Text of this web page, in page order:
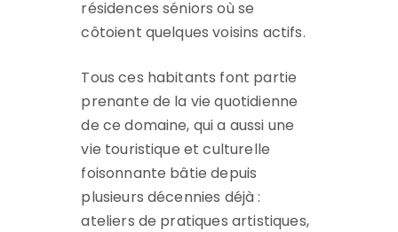
résidences séniors où se
côtoient quelques voisins actifs.
Tous ces habitants font partie
prenante de la vie quotidienne
de ce domaine, qui a aussi une
vie touristique et culturelle
foisonnante bâtie depuis
plusieurs décennies déjà :
ateliers de pratiques artistiques,